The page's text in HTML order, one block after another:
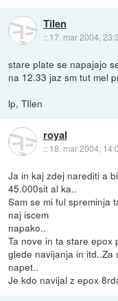
Tilen
:: 17. mar 2004,
stare plate se napajajo
na 12.33 jaz sm tut mel
lp, TIlen
royal
:: 18. mar 2004,
Ja in kaj zdej narediti a
45.000sit al ka..
Sam se mi ful spreminja
naj iscem
napako..
Ta nove in ta stare epox
glede navijanja in itd..Za
napet..
Je kdo navijal z epox